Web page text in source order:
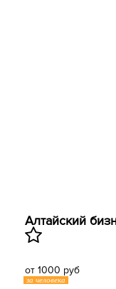
Алтайский
от 1000 руб
за человека